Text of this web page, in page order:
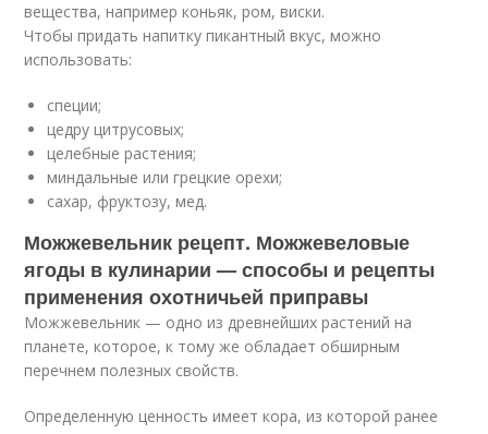
вещества, например коньяк, ром, виски.
Чтобы придать напитку пикантный вкус, можно
использовать:
специи;
цедру цитрусовых;
целебные растения;
миндальные или грецкие орехи;
сахар, фруктозу, мед.
Можжевельник рецепт. Можжевеловые
ягоды в кулинарии — способы и рецепты
применения охотничьей приправы
Можжевельник — одно из древнейших растений на
планете, которое, к тому же обладает обширным
перечнем полезных свойств.
Определенную ценность имеет кора, из которой ранее